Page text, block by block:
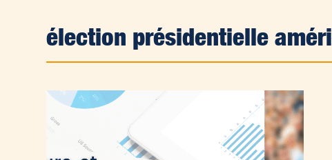
élection présidentielle